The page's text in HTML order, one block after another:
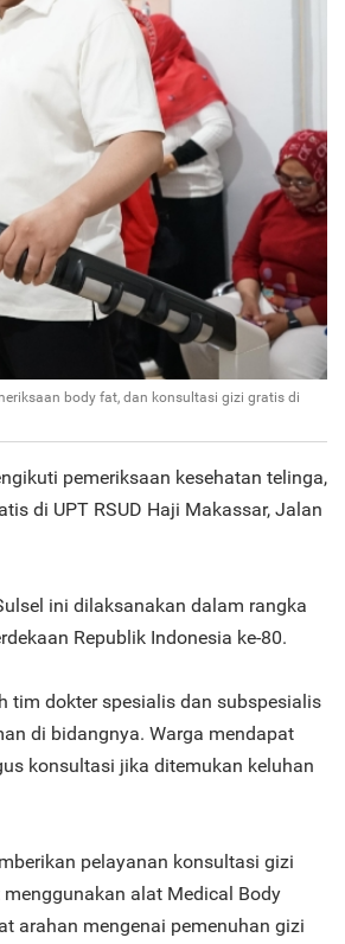
body fat, dan konsultasi gizi gratis di
pemeriksaan kesehatan telinga,
di UPT RSUD Haji Makassar, Jalan
ini dilaksanakan dalam rangka
Republik Indonesia ke-80.
tim dokter spesialis dan subspesialis
di bidangnya. Warga mendapat
konsultasi jika ditemukan keluhan
pelayanan konsultasi gizi
alat Medical Body
arahan mengenai pemenuhan gizi